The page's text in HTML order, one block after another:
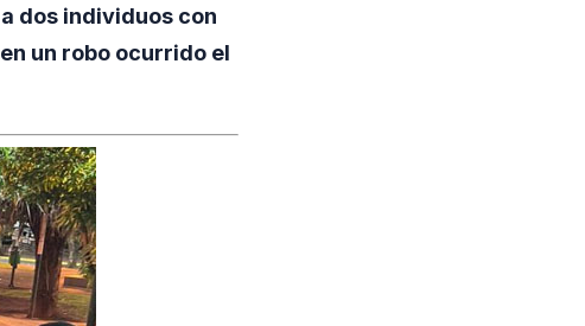
dos individuos con
un robo ocurrido el